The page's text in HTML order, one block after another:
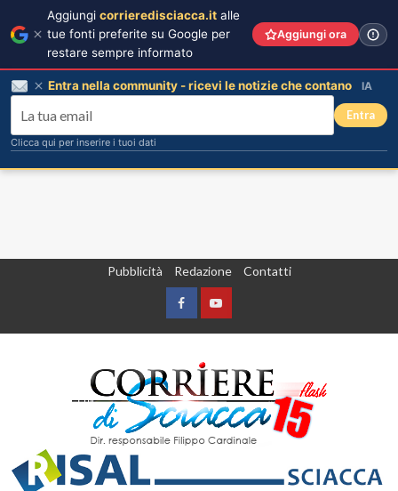
Pubblicità Redazione Contatti
FacebookYountube
Aggiungi corrieredisciacca.it alle
tue fonti preferite su Google per
restare sempre informato
Aggiungi ora
Entra nella community - ricevi le notizie che contano IA
Entra
Clicca qui per inserire i tuoi dati